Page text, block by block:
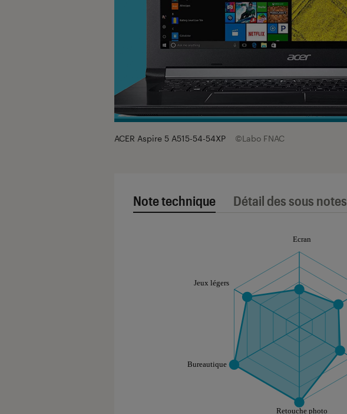
ACER Aspire 5 A515-54-54XP ©Labo FNAC
Note technique Détail des sous notes